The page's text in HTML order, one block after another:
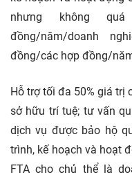
nhưng không
đồng/năm/doanh
đồng/các hợp đồng/
Hỗ trợ tối đa 50% giá trị
sở hữu trí tuệ; tư vấn
dịch vụ được bảo hộ
trình, kế hoạch và hoạt
FTA cho chủ thể là